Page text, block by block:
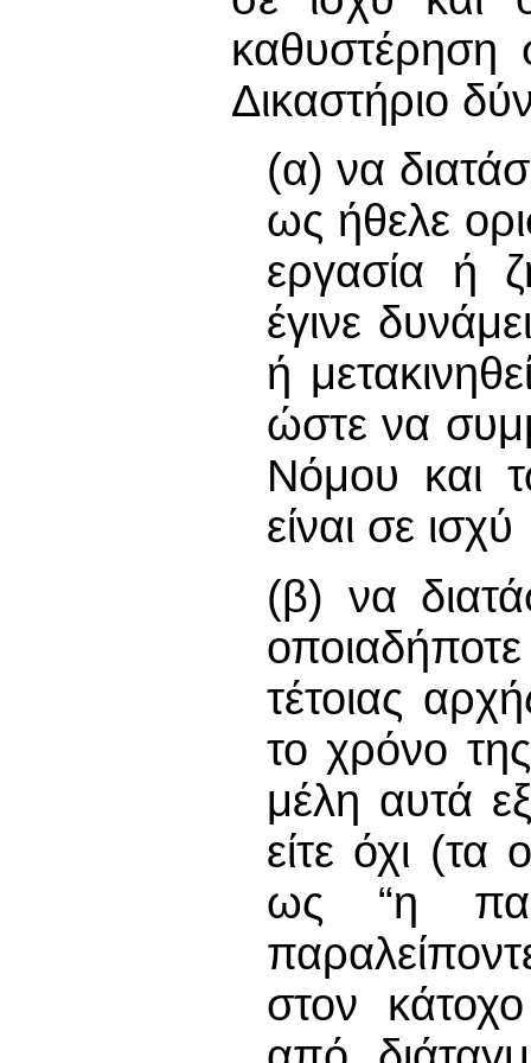
καθυστέρηση
Δικαστήριο
(α) να
ως ήθελε
εργασία ή
έγινε
ή
ώστε να
Νόμου και
είναι σε ισχύ
(β) να
τέτοιας
το χρόνο
μέλη αυτά
είτε όχι (τα
ως “η
στον